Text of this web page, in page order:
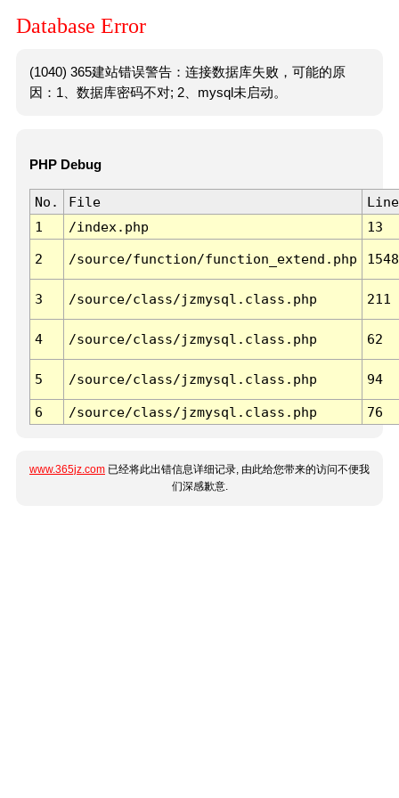
Database Error
(1040) 365建站错误警告：连接数据库失败，可能的原
因：1、数据库密码不对; 2、mysql未启动。
PHP Debug
No. File
Line
1
/index.php 13
2 /source/function/function_extend.php 1548
3 /source/class/jzmysql.class.php 211
4 /source/class/jzmysql.class.php 62
5 /source/class/jzmysql.class.php 94
6 /source/class/jzmysql.class.php 76
www.365jz.com 已经将此出错信息详细记录, 由此给您带来的访问不便我
们深感歉意.